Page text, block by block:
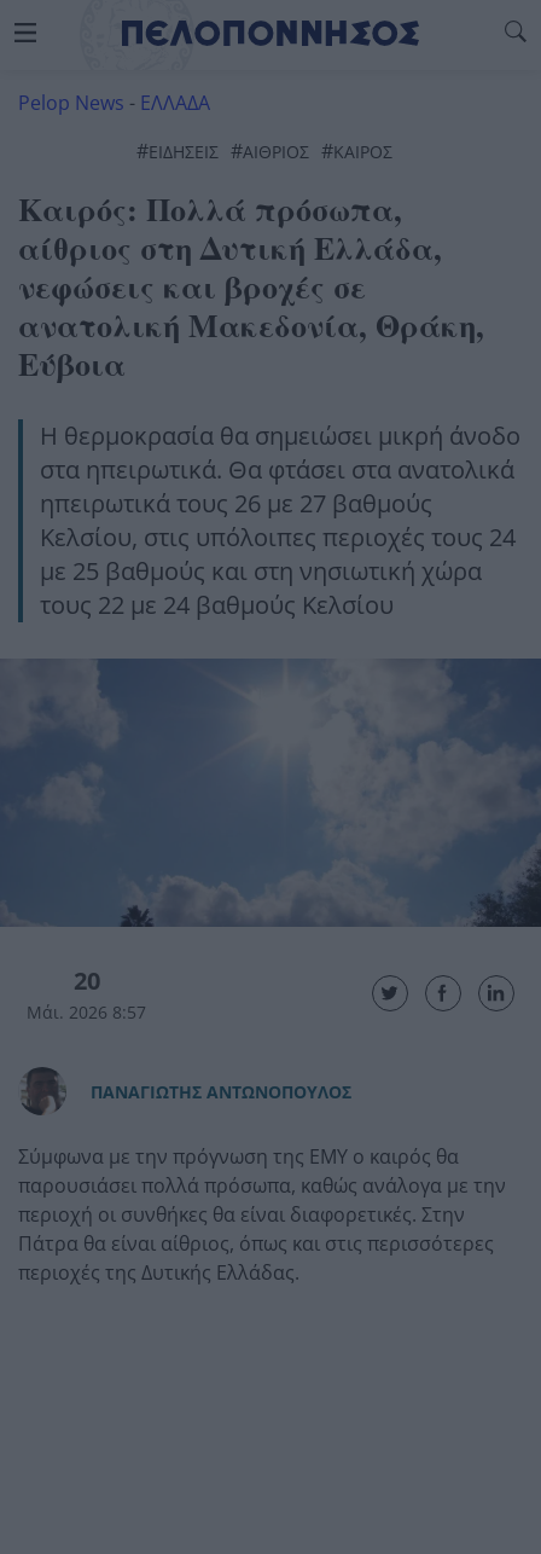
Pelop News - ΕΛΛΑΔΑ
#ΕΙΔΗΣΕΙΣ #ΑΙΘΡΙΟΣ #ΚΑΙΡΌΣ
Καιρός: Πολλά πρόσωπα,
αίθριος στη Δυτική Ελλάδα,
νεφώσεις και βροχές σε
ανατολική Μακεδονία, Θράκη,
Εύβοια
Η θερμοκρασία θα σημειώσει μικρή άνοδο
στα ηπειρωτικά. Θα φτάσει στα ανατολικά
ηπειρωτικά τους 26 με 27 βαθμούς
Κελσίου, στις υπόλοιπες περιοχές τους 24
με 25 βαθμούς και στη νησιωτική χώρα
τους 22 με 24 βαθμούς Κελσίου
20
Μάι. 2026 8:57
ΠAΝΑΓΙΩΤΗΣ ΑΝΤΩΝΟΠΟΥΛΟΣ
Σύμφωνα με την πρόγνωση της ΕΜΥ ο καιρός θα
παρουσιάσει πολλά πρόσωπα, καθώς ανάλογα με την
περιοχή οι συνθήκες θα είναι διαφορετικές. Στην
Πάτρα θα είναι αίθριος, όπως και στις περισσότερες
περιοχές της Δυτικής Ελλάδας.